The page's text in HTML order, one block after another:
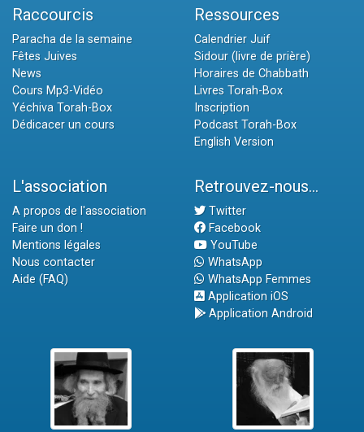
Raccourcis
Paracha de la semaine
Fêtes Juives
News
Cours Mp3-Vidéo
Yéchiva Torah-Box
Dédicacer un cours
Ressources
Calendrier Juif
Sidour (livre de prière)
Horaires de Chabbath
Livres Torah-Box
Inscription
Podcast Torah-Box
English Version
L'association
A propos de l'association
Faire un don !
Mentions légales
Nous contacter
Aide (FAQ)
Retrouvez-nous...
Twitter
Facebook
YouTube
WhatsApp
WhatsApp Femmes
Application iOS
Application Android